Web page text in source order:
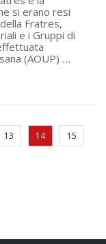
si erano resi
Fratres,
e i Gruppi di
(AOUP) ...
13 14 15